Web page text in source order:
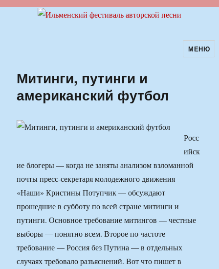
Ильменский фестиваль авторскойМЕНЮ
Митинги, путинги и
американский футбол
Росс
ийск
ие блогеры — когда не заняты анализом взломанной
почты пресс-секретаря молодежного движения
«Наши» Кристины Потупчик — обсуждают
прошедшие в субботу по всей стране митинги и
путинги. Основное требование митингов — честные
выборы — понятно всем. Второе по частоте
требование — Россия без Путина — в отдельных
случаях требовало разъяснений. Вот что пишет в